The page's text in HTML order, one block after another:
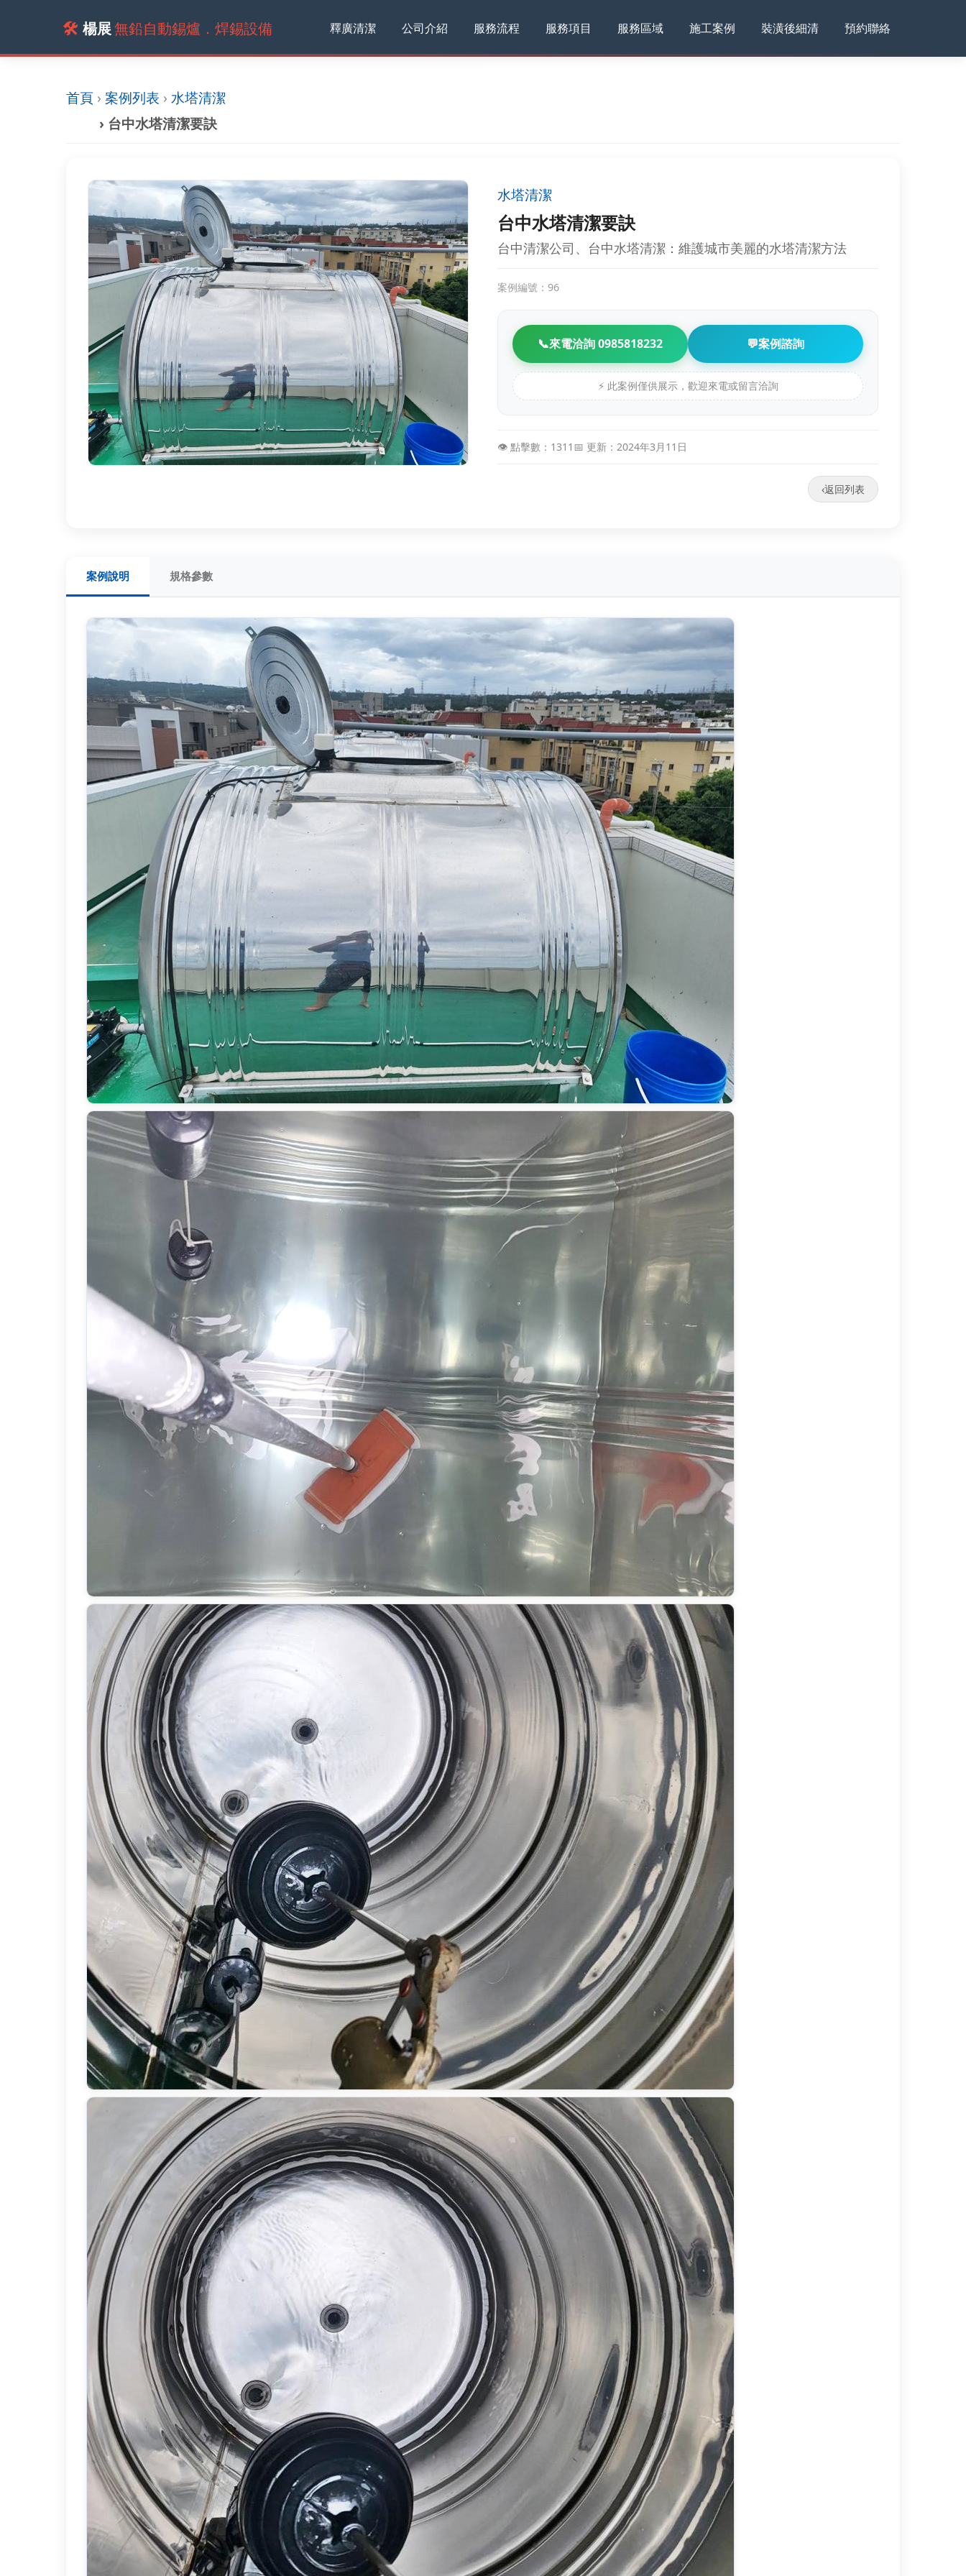
🛠️ 楊展無鉛自動錫爐．焊錫設備 釋廣清潔 公司介紹 服務流程 服務項目 服務區域 施工案例 裝潢後細清 預約聯絡
首頁 › 案例列表 › 水塔清潔
› 台中水塔清潔要訣
水塔清潔
台中水塔清潔要訣
台中清潔公司、台中水塔清潔：維護城市美麗的水塔清潔方法
案例編號：96
📞來電洽詢 0985818232 💬案例諮詢
⚡ 此案例僅供展示，歡迎來電或留言洽詢
👁️ 點擊數：1311 📅 更新：2024年3月11日
‹返回列表
案例說明 規格參數